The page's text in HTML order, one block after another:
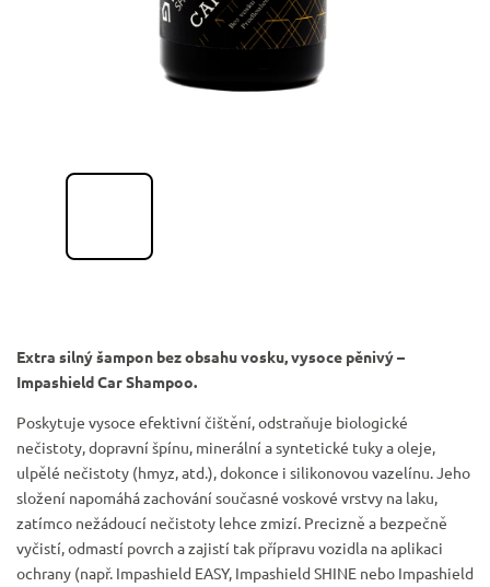
Extra silný šampon bez obsahu vosku, vysoce pěnivý –
Impashield Car Shampoo.
Poskytuje vysoce efektivní čištění, odstraňuje biologické
nečistoty, dopravní špínu, minerální a syntetické tuky a oleje,
ulpělé nečistoty (hmyz, atd.), dokonce i silikonovou vazelínu. Jeho
složení napomáhá zachování současné voskové vrstvy na laku,
zatímco nežádoucí nečistoty lehce zmizí. Precizně a bezpečně
vyčistí, odmastí povrch a zajistí tak přípravu vozidla na aplikaci
ochrany (např. Impashield EASY, Impashield SHINE nebo Impashield